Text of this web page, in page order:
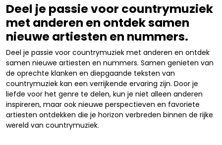
Deel je passie voor countrymuziek
met anderen en ontdek samen
nieuwe artiesten en nummers.
Deel je passie voor countrymuziek met anderen en ontdek
samen nieuwe artiesten en nummers. Samen genieten van
de oprechte klanken en diepgaande teksten van
countrymuziek kan een verrijkende ervaring zijn. Door je
liefde voor het genre te delen, kun je niet alleen anderen
inspireren, maar ook nieuwe perspectieven en favoriete
artiesten ontdekken die je horizon verbreden binnen de rijke
wereld van countrymuziek.